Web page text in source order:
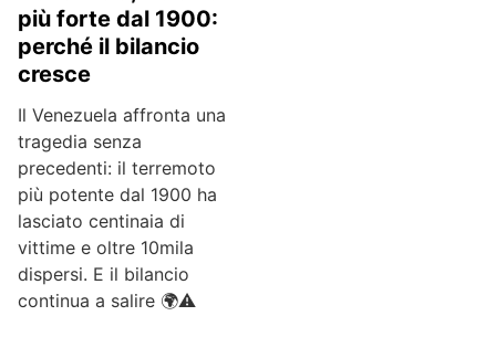
più forte dal 1900:
perché il bilancio
cresce
Il Venezuela affronta una
tragedia senza
precedenti: il terremoto
più potente dal 1900 ha
lasciato centinaia di
vittime e oltre 10mila
dispersi. E il bilancio
continua a salire 🌍⚠️